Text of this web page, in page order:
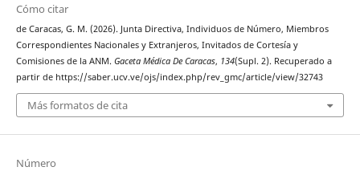
Cómo citar
de Caracas, G. M. (2026). Junta Directiva, Individuos de Número, Miembros
Correspondientes Nacionales y Extranjeros, Invitados de Cortesía y
Comisiones de la ANM. Gaceta Médica De Caracas, 134(Supl. 2). Recuperado a
partir de https://saber.ucv.ve/ojs/index.php/rev_gmc/article/view/32743
Más formatos de cita
Número